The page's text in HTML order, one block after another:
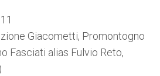
Giacometti, Promontogno
Fasciati alias Fulvio Reto,